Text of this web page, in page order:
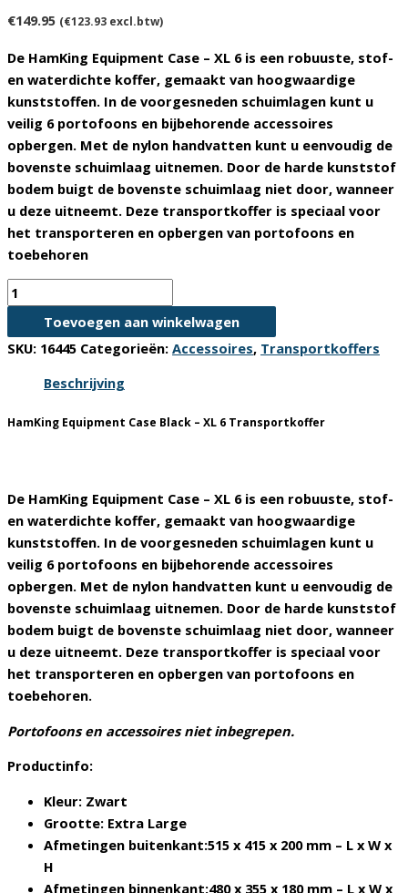
€149.95 (€123.93 excl.btw)
De HamKing Equipment Case – XL 6 is een robuuste, stof-
en waterdichte koffer, gemaakt van hoogwaardige
kunststoffen. In de voorgesneden schuimlagen kunt u
veilig 6 portofoons en bijbehorende accessoires
opbergen. Met de nylon handvatten kunt u eenvoudig de
bovenste schuimlaag uitnemen. Door de harde kunststof
bodem buigt de bovenste schuimlaag niet door, wanneer
u deze uitneemt. Deze transportkoffer is speciaal voor
het transporteren en opbergen van portofoons en
toebehoren
Transportkoffer
HamKing
Equipment
XL
Toevoegen aan winkelwagen
SKU: 16445 Categorieën: Accessoires, Transportkoffers
Beschrijving
HamKing Equipment Case Black – XL 6 Transportkoffer
De HamKing Equipment Case – XL 6 is een robuuste, stof-
en waterdichte koffer, gemaakt van hoogwaardige
kunststoffen. In de voorgesneden schuimlagen kunt u
veilig 6 portofoons en bijbehorende accessoires
opbergen. Met de nylon handvatten kunt u eenvoudig de
bovenste schuimlaag uitnemen. Door de harde kunststof
bodem buigt de bovenste schuimlaag niet door, wanneer
u deze uitneemt. Deze transportkoffer is speciaal voor
het transporteren en opbergen van portofoons en
toebehoren.
Portofoons en accessoires niet inbegrepen.
Productinfo:
Kleur: Zwart
Grootte: Extra Large
Afmetingen buitenkant:515 x 415 x 200 mm – L x W x
H
Afmetingen binnenkant:480 x 355 x 180 mm – L x W x